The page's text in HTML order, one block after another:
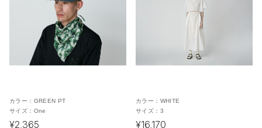
カラー： GREEN PT
サイズ： One
¥2,365
カラー： WHITE
サイズ： 3
¥16,170